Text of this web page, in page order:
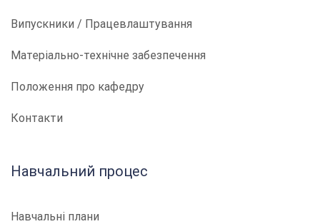
Випускники / Працевлаштування
Матеріально-технічне забезпечення
Положення про кафедру
Контакти
Навчальний процес
Навчальні плани